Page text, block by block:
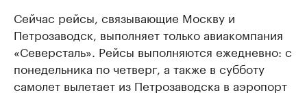
Сейчас рейсы, связывающие Москву и
Петрозаводск, выполняет только авиакомпания
«Северсталь». Рейсы выполняются ежедневно: с
понедельника по четверг, а также в субботу
самолет вылетает из Петрозаводска в аэропорт